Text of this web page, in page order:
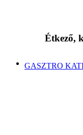
Étkező,
GASZTRO